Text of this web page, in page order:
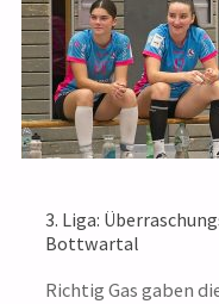
DIE
3. Liga:
Bottwartal
Richtig Gas gaben